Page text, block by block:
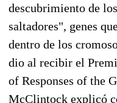
descubrimiento de
saltadores", genes
dentro de los
dio al recibir el
of Responses of the
McClintock explicó